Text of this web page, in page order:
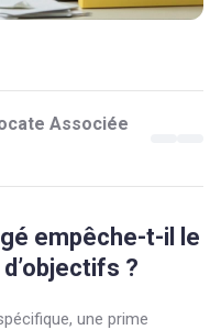
Associée
empêche-t-il le
?
une prime